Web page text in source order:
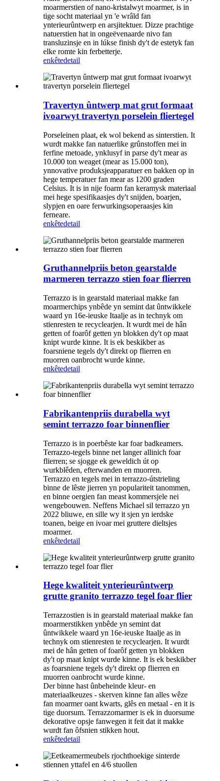
moarmerstien of nano-kristalwyt moarmer, is in
tige socht materiaal yn 'e wrâld fan
ynterieurûntwerp en arsjitektuer. Dizze prachtige
natuerstien hat in ongeëvenaarde nivo fan
transluzinsje en in lúkse finish dy't de estetyk fan
elke romte kin ferbetterje.
enkêtedetail
Travertyn ûntwerp mat grut formaat
ivoarwyt travertyn porselein fliertegel
Porseleinen plaat, ek wol bekend as sinterstien. It
wurdt makke fan natuerlike grûnstoffen mei in
ferfine metoade, ynklusyf in parse dy't mear as
10.000 ton weaget (mear as 15.000 ton),
ynnovative produksjeapparatuer en bakken op in
hege temperatuer fan mear as 1200 graden
Celsius. It is in nije foarm fan keramysk materiaal
mei hege spesifikaasjes dy't snijden, boarjen,
slypjen en oare ferwurkingsoperaasjes kin
ferneare.
enkêtedetail
Gruthannelpriis beton gearstalde
marmeren terrazzo stien foar flierren
Terrazzo is in gearstald materiaal makke fan
moarmerchips ynbêde yn semint dat ûntwikkele
waard yn 16e-ieuske Itaalje as in technyk om
stienresten te recyclearjen. It wurdt mei de hân
getten of foarôf getten yn blokken dy't op maat
knipt wurde kinne. It is ek beskikber as
foarsniene tegels dy't direkt op flierren en
muorren oanbrocht wurde kinne.
enkêtedetail
Fabrikantenpriis durabella wyt
semint terrazzo foar binnenflier
Terrazzo is in poerbêste kar foar badkeamers.
Terrazzo-tegels binne net langer allinich foar
flierren; se sjogge ek geweldich út op
wurkblêden, efterwanden en muorren.
Terrazzo en tegels mei in terrazzo-útstrieling
binne de lêste jierren yn populariteit tanommen,
en binne oergien fan meast kommersjele nei
wengebouwen. Neffens Michael sil terrazzo yn
2022 bliuwe, en sille wy it sjen yn ierdske
toanen, beige en ivoar mei gruttere dieltsjes
moarmer.
enkêtedetail
Hege kwaliteit ynterieurûntwerp
grutte granito terrazzo tegel foar flier
Terrazzostien is in gearstald materiaal makke fan
moarmerstikken ynbêde yn semint dat
ûntwikkele waard yn 16e-ieuske Itaalje as in
technyk om stienresten te recyclearjen. It wurdt
mei de hân getten of foarôf getten yn blokken
dy't op maat knipt wurde kinne. It is ek beskikber
as foarsniene tegels dy't direkt op flierren en
muorren oanbrocht wurde kinne.
Der binne hast ûnbeheinde kleur- en
materiaalkeuzes - skerven kinne fan alles wêze
fan moarmer oant kwarts, glês en metaal - en it is
tige duorsum. Terrazzomarmer is ek in duorsume
dekorative opsje fanwegen it feit dat it makke
wurdt fan ôfsnien stikken hout.
enkêtedetail